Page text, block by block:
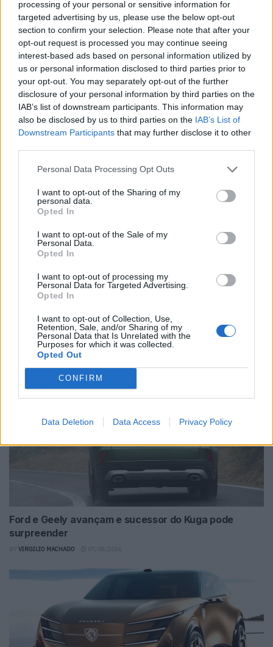
processing of your personal or sensitive information for
targeted advertising by us, please use the below opt-out
section to confirm your selection. Please note that after your
opt-out request is processed you may continue seeing
interest-based ads based on personal information utilized by
us or personal information disclosed to third parties prior to
your opt-out. You may separately opt-out of the further
disclosure of your personal information by third parties on the
IAB’s list of downstream participants. This information may
also be disclosed by us to third parties on the IAB’s List of
Downstream Participants that may further disclose it to other
Personal Data Processing Opt Outs
I want to opt-out of the Sharing of my
personal data.
Opted In
I want to opt-out of the Sale of my
Personal Data.
Opted In
I want to opt-out of processing my
Personal Data for Targeted Advertising.
Opted In
I want to opt-out of Collection, Use,
Retention, Sale, and/or Sharing of my
Personal Data that Is Unrelated with the
Purposes for which it was collected.
Opted Out
CONFIRM
Data Deletion Data Access Privacy Policy
Tags: Renault Emblème
Ricardo Carvalho
Related Posts
Futuro BMW iX1 acelera e a Neue Klasse
muda tudo no SUV
VIRGILIO MACHADO 07/08/2026
Ford e Geely avançam e sucessor do Kuga pode
surpreender
VIRGILIO MACHADO